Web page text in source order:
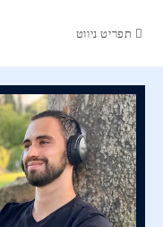
תפריט ניווט